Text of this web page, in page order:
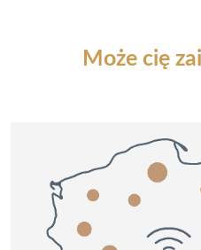
Może cię